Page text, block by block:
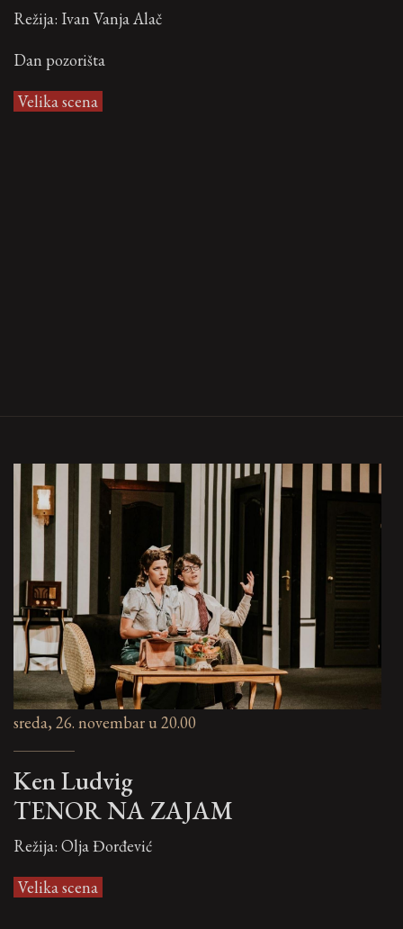
Režija: Ivan Vanja Alač
Dan pozorišta
Velika scena
sreda, 26. novembar u 20.00
Ken Ludvig
TENOR NA ZAJAM
Režija: Olja Đorđević
Velika scena